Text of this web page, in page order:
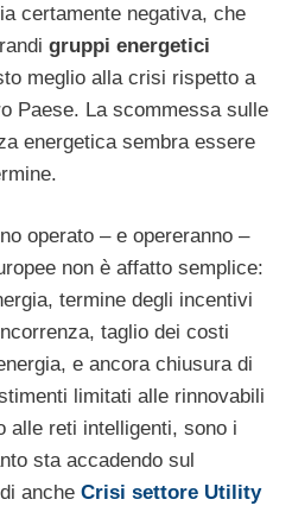
certamente negativa, che
gruppi energetici
meglio alla crisi rispetto a
Paese. La scommessa sulle
energetica sembra essere
operato – e opereranno –
non è affatto semplice:
termine degli incentivi
taglio dei costi
e ancora chiusura di
limitati alle rinnovabili
alle reti intelligenti, sono i
sta accadendo sul
anche Crisi settore Utility